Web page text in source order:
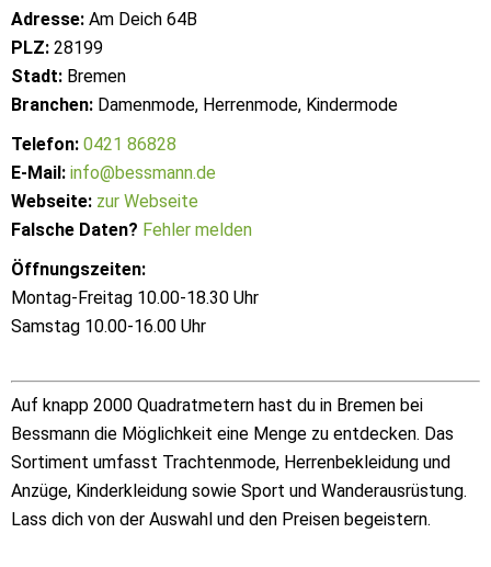
Adresse: Am Deich 64B
PLZ: 28199
Stadt: Bremen
Branchen: Damenmode, Herrenmode, Kindermode
Telefon: 0421 86828
E-Mail: info@bessmann.de
Webseite: zur Webseite
Falsche Daten? Fehler melden
Öffnungszeiten:
Montag-Freitag 10.00-18.30 Uhr
Samstag 10.00-16.00 Uhr
Auf knapp 2000 Quadratmetern hast du in Bremen bei
Bessmann die Möglichkeit eine Menge zu entdecken. Das
Sortiment umfasst Trachtenmode, Herrenbekleidung und
Anzüge, Kinderkleidung sowie Sport und Wanderausrüstung.
Lass dich von der Auswahl und den Preisen begeistern.